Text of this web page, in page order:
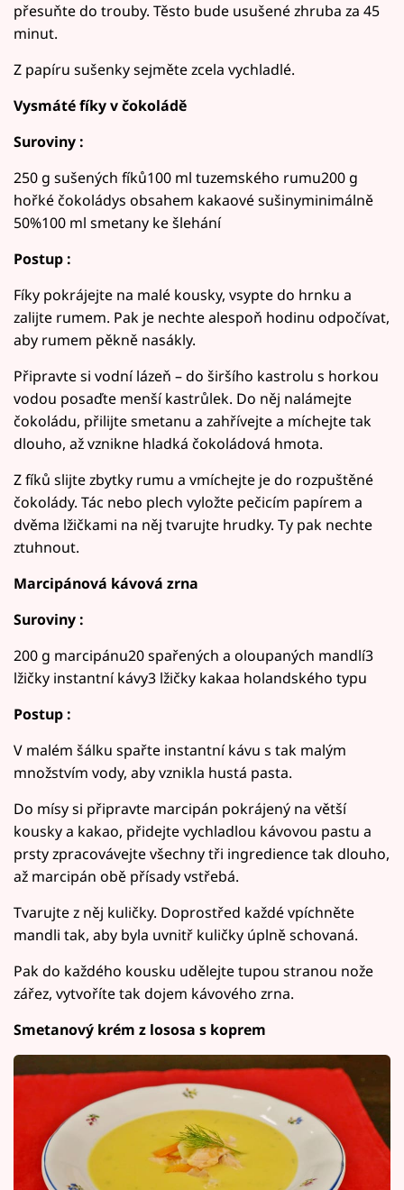
přesuňte do trouby. Těsto bude usušené zhruba za 45
minut.
Z papíru sušenky sejměte zcela vychladlé.
Vysmáté fíky v čokoládě
Suroviny :
250 g sušených fíků100 ml tuzemského rumu200 g
hořké čokoládys obsahem kakaové sušinyminimálně
50%100 ml smetany ke šlehání
Postup :
Fíky pokrájejte na malé kousky, vsypte do hrnku a
zalijte rumem. Pak je nechte alespoň hodinu odpočívat,
aby rumem pěkně nasákly.
Připravte si vodní lázeň – do širšího kastrolu s horkou
vodou posaďte menší kastrůlek. Do něj nalámejte
čokoládu, přilijte smetanu a zahřívejte a míchejte tak
dlouho, až vznikne hladká čokoládová hmota.
Z fíků slijte zbytky rumu a vmíchejte je do rozpuštěné
čokolády. Tác nebo plech vyložte pečicím papírem a
dvěma lžičkami na něj tvarujte hrudky. Ty pak nechte
ztuhnout.
Marcipánová kávová zrna
Suroviny :
200 g marcipánu20 spařených a oloupaných mandlí3
lžičky instantní kávy3 lžičky kakaa holandského typu
Postup :
V malém šálku spařte instantní kávu s tak malým
množstvím vody, aby vznikla hustá pasta.
Do mísy si připravte marcipán pokrájený na větší
kousky a kakao, přidejte vychladlou kávovou pastu a
prsty zpracovávejte všechny tři ingredience tak dlouho,
až marcipán obě přísady vstřebá.
Tvarujte z něj kuličky. Doprostřed každé vpíchněte
mandli tak, aby byla uvnitř kuličky úplně schovaná.
Pak do každého kousku udělejte tupou stranou nože
zářez, vytvoříte tak dojem kávového zrna.
Smetanový krém z lososa s koprem